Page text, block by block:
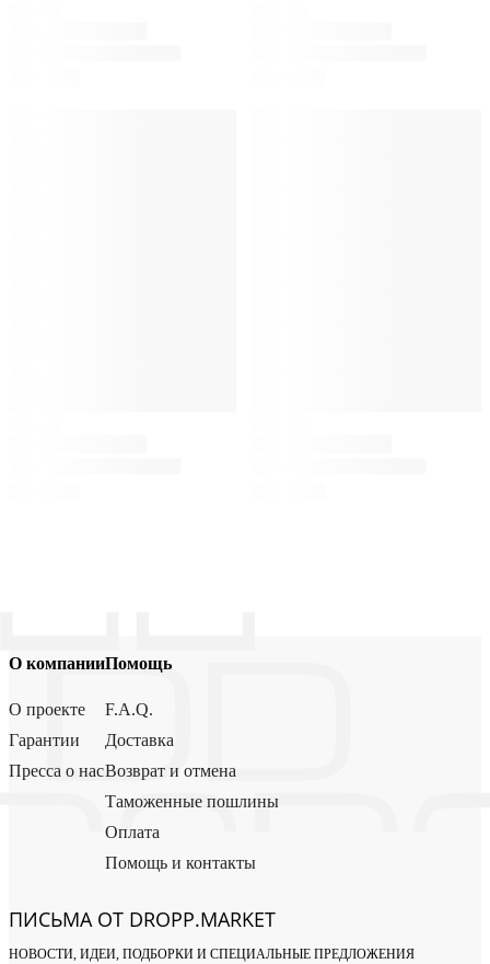
О компании
О проекте
Гарантии
Пресса о нас
Помощь
F.A.Q.
Доставка
Возврат и отмена
Таможенные пошлины
Оплата
Помощь и контакты
ПИСЬМА ОТ DROPP.MARKET
НОВОСТИ, ИДЕИ, ПОДБОРКИ И СПЕЦИАЛЬНЫЕ ПРЕДЛОЖЕНИЯ